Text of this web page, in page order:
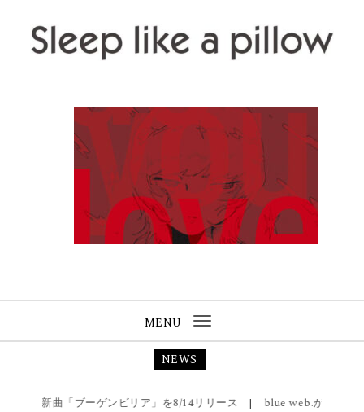
Skip to content
MENU
Toggle
NEWS
が新曲「ブーゲンビリア」を8/14リリース | blue web.が1stアルバ